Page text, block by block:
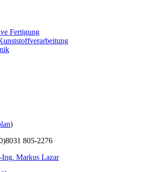
Fertigung
)
805-2276
Markus Lazar